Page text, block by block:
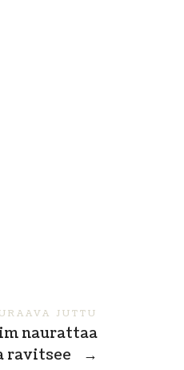
JUTTU
naurattaa
ravitsee
→